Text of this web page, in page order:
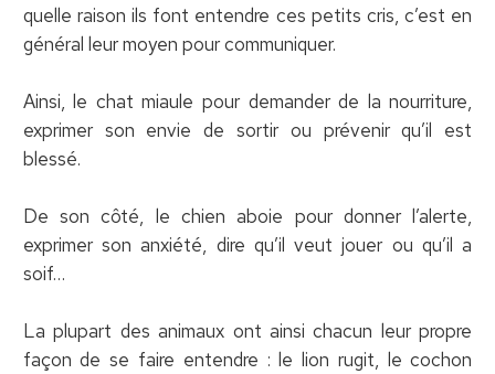
quelle raison ils font entendre ces petits cris, c’est en
général leur moyen pour communiquer.
Ainsi, le chat miaule pour demander de la nourriture,
exprimer son envie de sortir ou prévenir qu’il est
blessé.
De son côté, le chien aboie pour donner l’alerte,
exprimer son anxiété, dire qu’il veut jouer ou qu’il a
soif…
La plupart des animaux ont ainsi chacun leur propre
façon de se faire entendre : le lion rugit, le cochon